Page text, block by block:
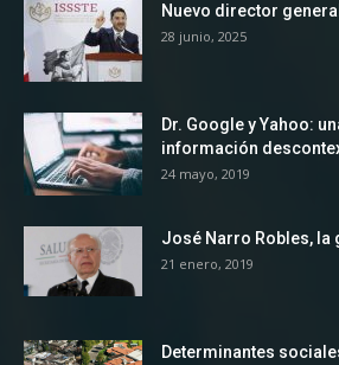
Nuevo director
28 junio, 2025
Dr. Google y Yahoo:
información
24 mayo, 2019
José Narro Robles, la
21 enero, 2019
Determinantes